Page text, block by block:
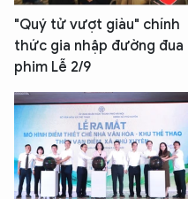
"Quý tử vượt giàu" chính
thức gia nhập đường đua
phim Lễ 2/9